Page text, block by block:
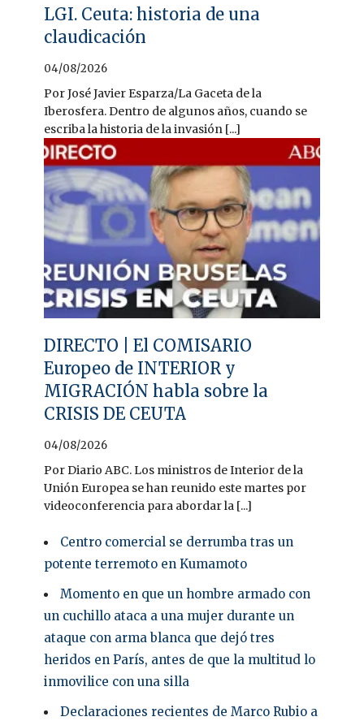
LGI. Ceuta: historia de una
claudicación
04/08/2026
Por José Javier Esparza/La Gaceta de la
Iberosfera. Dentro de algunos años, cuando se
escriba la historia de la invasión [...]
DIRECTO | El COMISARIO
Europeo de INTERIOR y
MIGRACIÓN habla sobre la
CRISIS DE CEUTA
04/08/2026
Por Diario ABC. Los ministros de Interior de la
Unión Europea se han reunido este martes por
videoconferencia para abordar la [...]
Centro comercial se derrumba tras un
potente terremoto en Kumamoto
Momento en que un hombre armado con
un cuchillo ataca a una mujer durante un
ataque con arma blanca que dejó tres
heridos en París, antes de que la multitud lo
inmovilice con una silla
Declaraciones recientes de Marco Rubio a